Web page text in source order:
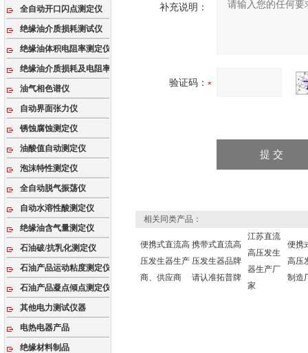
全自动开口闪点测定仪
绝缘油介质损耗测试仪
绝缘油体积电阻率测定仪
绝缘油介质损耗及电阻率测试仪
油气相色谱仪
自动界面张力仪
锈蚀腐蚀测定仪
油酸值自动测定仪
泡沫特性测定仪
全自动脱气振荡仪
自动水溶性酸测定仪
绝缘油含气量测定仪
石油破/抗乳化测定仪
石油产品运动粘度测定仪
石油产品凝点倾点测定仪
其他电力测试仪器
电热电器产品
绝缘材料制品
补充说明：
验证码：
相关同类产品：
便携式直流高
压发生器生产
商、供应商
携带式直流高
压发生器品牌
请认准拓普牌
江苏直流
高压发生
器生产厂
家
便携
高压
制造